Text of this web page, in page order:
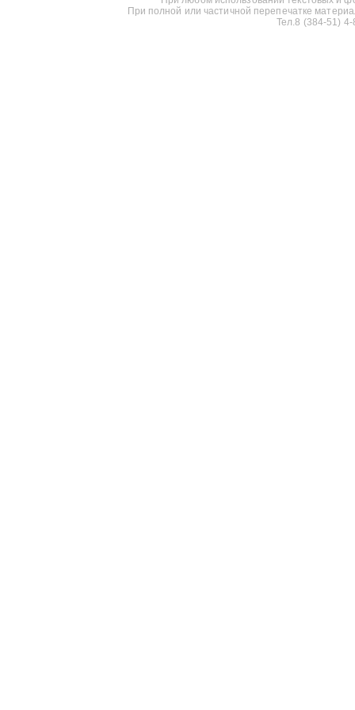
При полной или частичной перепечатке
Тел.8 (384-51)